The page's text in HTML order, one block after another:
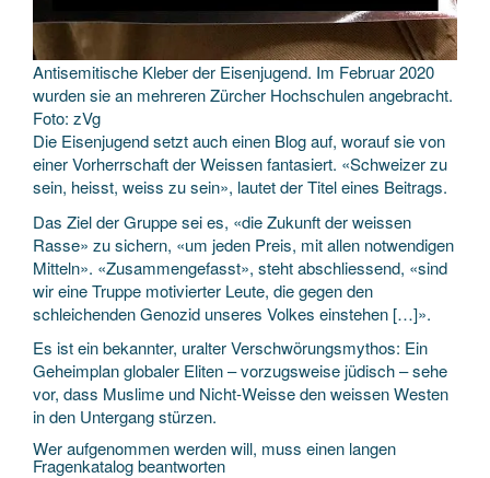
Antisemitische Kleber der Eisenjugend. Im Februar 2020
wurden sie an mehreren Zürcher Hochschulen angebracht.
Foto: zVg
Die Eisenjugend setzt auch einen Blog auf, worauf sie von
einer Vorherrschaft der Weissen fantasiert. «Schweizer zu
sein, heisst, weiss zu sein», lautet der Titel eines Beitrags.
Das Ziel der Gruppe sei es, «die Zukunft der weissen
Rasse» zu sichern, «um jeden Preis, mit allen notwendigen
Mitteln». «Zusammengefasst», steht abschliessend, «sind
wir eine Truppe motivierter Leute, die gegen den
schleichenden Genozid unseres Volkes einstehen […]».
Es ist ein bekannter, uralter Verschwörungsmythos: Ein
Geheimplan globaler Eliten – vorzugsweise jüdisch – sehe
vor, dass Muslime und Nicht-Weisse den weissen Westen
in den Untergang stürzen.
Wer aufgenommen werden will, muss einen langen
Fragenkatalog beantworten